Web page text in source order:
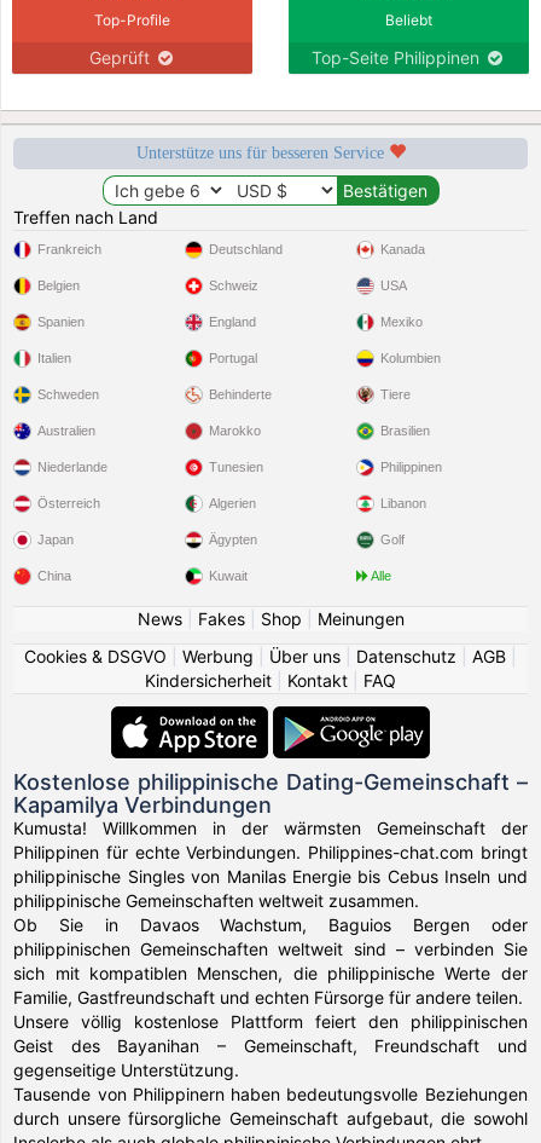
Top-Profile
Geprüft
Beliebt
Top-Seite Philippinen
Unterstütze uns für besseren Service
Treffen nach Land
Frankreich
Belgien
Spanien
Italien
Schweden
Deutschland
Schweiz
England
Portugal
Behinderte
Kanada
USA
Mexiko
Kolumbien
Tiere
Australien
Niederlande
Österreich
Japan
China
Marokko
Tunesien
Algerien
Ägypten
Kuwait
Brasilien
Philippinen
Libanon
Golf
Alle
News| Fakes| Shop
Meinungen
Cookies & DSGVO
Werbung Über uns Datenschutz AGB
Kindersicherheit
Kontakt FAQ
Kostenlose philippinische Dating-Gemeinschaft –
Kapamilya Verbindungen
Kumusta! Willkommen in der wärmsten Gemeinschaft der
Philippinen für echte Verbindungen. Philippines-chat.com bringt
philippinische Singles von Manilas Energie bis Cebus Inseln und
philippinische Gemeinschaften weltweit zusammen.
Ob Sie in Davaos Wachstum, Baguios Bergen oder
philippinischen Gemeinschaften weltweit sind – verbinden Sie
sich mit kompatiblen Menschen, die philippinische Werte der
Familie, Gastfreundschaft und echten Fürsorge für andere teilen.
Unsere völlig kostenlose Plattform feiert den philippinischen
Geist des Bayanihan – Gemeinschaft, Freundschaft und
gegenseitige Unterstützung.
Tausende von Philippinern haben bedeutungsvolle Beziehungen
durch unsere fürsorgliche Gemeinschaft aufgebaut, die sowohl